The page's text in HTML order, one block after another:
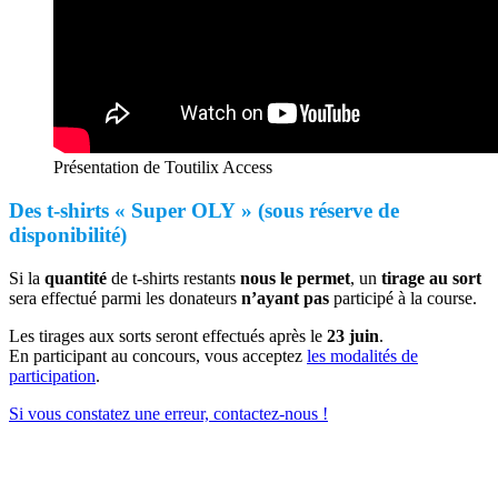
Présentation de Toutilix Access
Des t-shirts « Super OLY » (sous réserve de
disponibilité)
Si la quantité de t-shirts restants nous le permet, un tirage au sort
sera effectué parmi les donateurs n’ayant pas participé à la course.
Les tirages aux sorts seront effectués après le 23 juin.
En participant au concours, vous acceptez les modalités de
participation.
Si vous constatez une erreur, contactez-nous !